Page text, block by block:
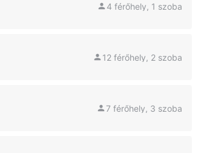
4 férőhely, 1 szoba
12 férőhely, 2 szoba
7 férőhely, 3 szoba